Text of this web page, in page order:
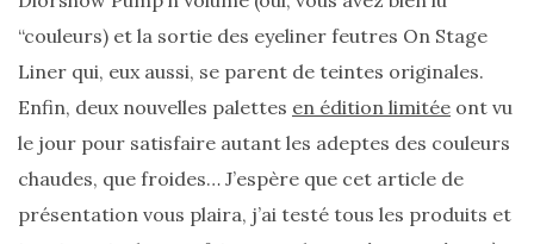
“couleurs) et la sortie des eyeliner feutres On Stage
Liner qui, eux aussi, se parent de teintes originales.
Enfin, deux nouvelles palettes en édition limitée ont vu
le jour pour satisfaire autant les adeptes des couleurs
chaudes, que froides… J’espère que cet article de
présentation vous plaira, j’ai testé tous les produits et